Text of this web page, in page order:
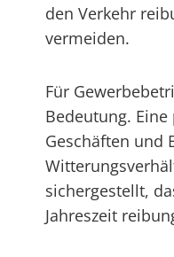
den Verkehr
vermeiden.
Für
Bedeutung.
Geschäften und
sichergestellt,
Jahreszeit